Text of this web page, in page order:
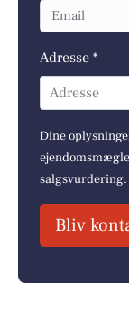
Adresse *
Adresse
Dine
salgsvurdering.
Bliv